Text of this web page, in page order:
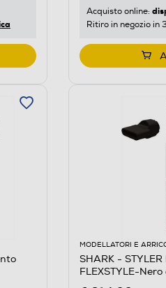
Acquisto online:
Ritiro in negozio in
MODELLATORI E
SHARK - STYLER
FLEXSTYLE-Nero